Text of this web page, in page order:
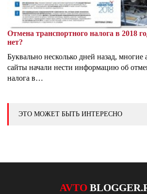
Отмена транспортного налога в 2018
нет?
Буквально несколько дней назад,
сайты начали нести информацию об
налога в…
ЭТО МОЖЕТ БЫТЬ ИНТЕРЕСНО
AVTO